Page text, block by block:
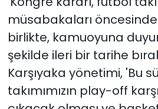
müsabakaları
birlikte, kamuoyuna
şekilde ileri bir tarihe
Karşıyaka yönetimi, 'Bu
takımımızın play-off
YEREL POLİTİKA
YEREL YÖNETİMLER
Yurt